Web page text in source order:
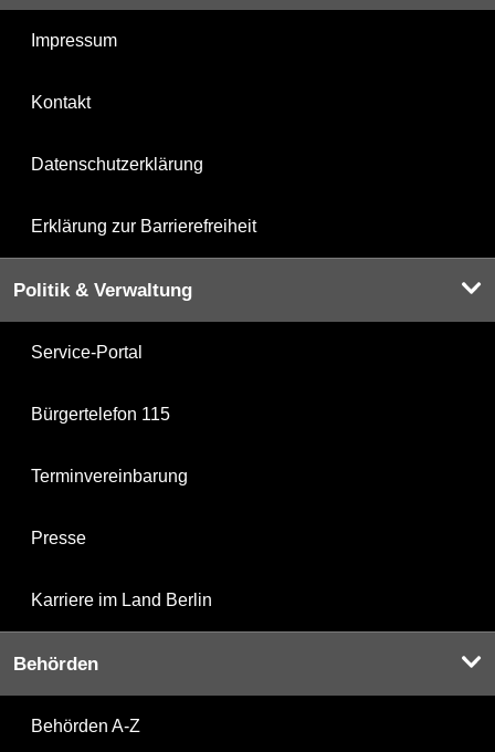
Impressum
Kontakt
Datenschutzerklärung
Erklärung zur Barrierefreiheit
Politik & Verwaltung
Service-Portal
Bürgertelefon 115
Terminvereinbarung
Presse
Karriere im Land Berlin
Behörden
Behörden A-Z